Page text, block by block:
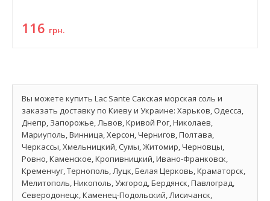
116 грн.
Вы можете купить Lac Sante Сакская морская соль и
заказать доставку по Киеву и Украине: Харьков, Одесса,
Днепр, Запорожье, Львов, Кривой Рог, Николаев,
Мариуполь, Винница, Херсон, Чернигов, Полтава,
Черкассы, Хмельницкий, Сумы, Житомир, Черновцы,
Ровно, Каменское, Кропивницкий, Ивано-Франковск,
Кременчуг, Тернополь, Луцк, Белая Церковь, Краматорск,
Мелитополь, Никополь, Ужгород, Бердянск, Павлоград,
Северодонецк, Каменец-Подольский, Лисичанск,